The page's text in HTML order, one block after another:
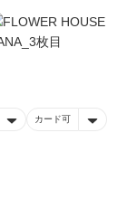
カード可